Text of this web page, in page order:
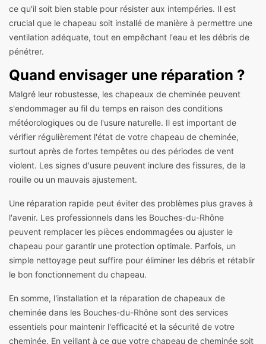
ce qu'il soit bien stable pour résister aux intempéries. Il est
crucial que le chapeau soit installé de manière à permettre une
ventilation adéquate, tout en empêchant l'eau et les débris de
pénétrer.
Quand envisager une réparation ?
Malgré leur robustesse, les chapeaux de cheminée peuvent
s'endommager au fil du temps en raison des conditions
météorologiques ou de l'usure naturelle. Il est important de
vérifier régulièrement l'état de votre chapeau de cheminée,
surtout après de fortes tempêtes ou des périodes de vent
violent. Les signes d'usure peuvent inclure des fissures, de la
rouille ou un mauvais ajustement.
Une réparation rapide peut éviter des problèmes plus graves à
l'avenir. Les professionnels dans les Bouches-du-Rhône
peuvent remplacer les pièces endommagées ou ajuster le
chapeau pour garantir une protection optimale. Parfois, un
simple nettoyage peut suffire pour éliminer les débris et rétablir
le bon fonctionnement du chapeau.
En somme, l'installation et la réparation de chapeaux de
cheminée dans les Bouches-du-Rhône sont des services
essentiels pour maintenir l'efficacité et la sécurité de votre
cheminée. En veillant à ce que votre chapeau de cheminée soit